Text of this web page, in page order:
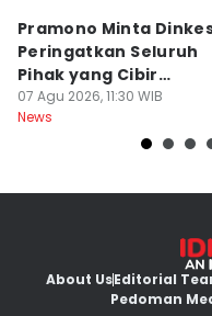
Pramono Minta
Peringatkan Seluruh
Pihak yang Cibir
Pengguna BPJS
07 Agu 2026, 11:30 WIB
News
About UsEditorial
Pedoman